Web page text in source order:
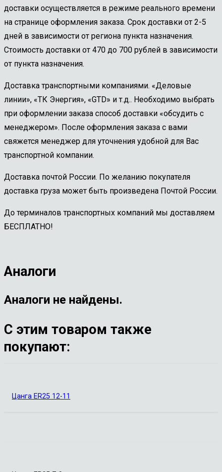
доставки осуществляется в режиме реального времени
на странице оформления заказа. Срок доставки от 2-5
дней в зависимости от региона пункта назначения.
Стоимость доставки от 470 до 700 рублей в зависимости
от пункта назначения.
Доставка транспортными компаниями. «Деловые
линии», «ТК Энергия», «GTD» и т.д.. Необходимо выбрать
при оформлении заказа способ доставки «обсудить с
менеджером». После оформления заказа с вами
свяжется менеджер для уточнения удобной для Вас
транспортной компании.
Доставка почтой России. По желанию покупателя
доставка груза может быть произведена Почтой России.
До терминалов транспортных компаний мы доставляем
БЕСПЛАТНО!
Аналоги
Аналоги не найдены.
С этим товаром также
покупают:
Цанга ER25 12-11